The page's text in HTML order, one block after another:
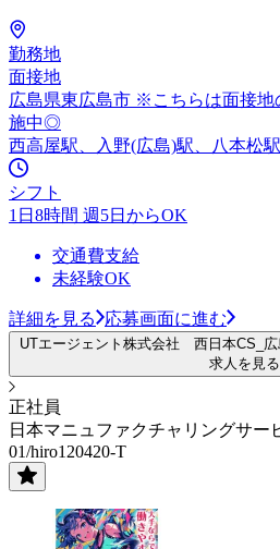
勤務地
面接地
広島県東広島市 ※こちらは面接地
施中◎
西高屋駅、入野(広島)駅、八本松駅
シフト
1日8時間 週5日からOK
交通費支給
未経験OK
詳細を見る 応募画面に進む
UTエージェント株式会社 西日本CS_
求人を見る
正社員
日本マニュファクチャリングサー
01/hiro120420-T